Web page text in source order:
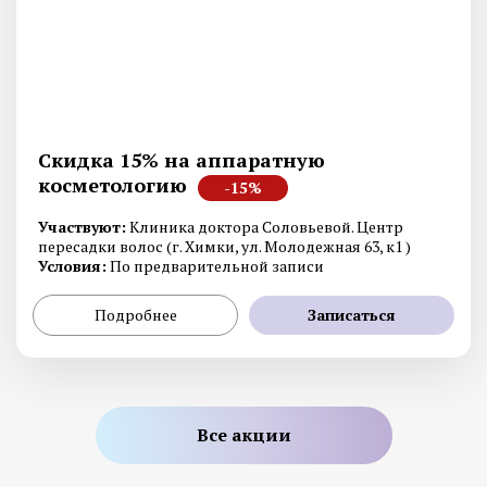
Скидка 15% на аппаратную
косметологию
-15%
Участвуют: Клиника доктора Соловьевой. Центр
пересадки волос (г. Химки, ул. Молодежная 63, к1 )
Условия: По предварительной записи
Подробнее Записаться
Все акции